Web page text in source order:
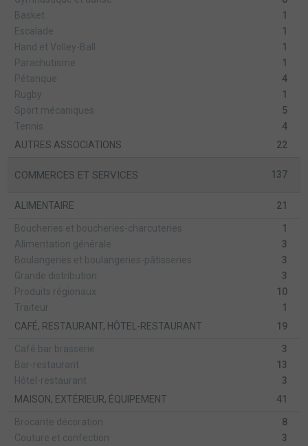
Basket
1
Escalade
1
Hand et Volley-Ball
1
Parachutisme
1
Pétanque
4
Rugby
1
Sport mécaniques
5
Tennis
4
AUTRES ASSOCIATIONS
22
COMMERCES ET SERVICES 137
ALIMENTAIRE 21
Boucheries et boucheries-charcuteries
1
Alimentation générale
3
Boulangeries et boulangeries-pâtisseries
3
Grande distribution
3
Produits régionaux
10
Traiteur
1
CAFÉ, RESTAURANT, HÔTEL-RESTAURANT
19
Café bar brasserie
3
Bar-restaurant
13
Hôtel-restaurant
3
MAISON, EXTÉRIEUR, ÉQUIPEMENT
41
Brocante décoration
8
Couture et confection
3